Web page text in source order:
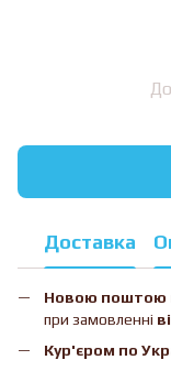
Доставка
Новою поштою
при замовленні
Кур'єром по